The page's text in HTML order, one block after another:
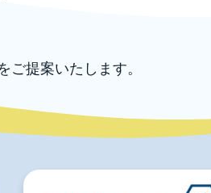
ご提案いたします。